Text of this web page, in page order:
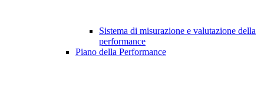
Sistema di misurazione e valutazione della
performance
Piano della Performance